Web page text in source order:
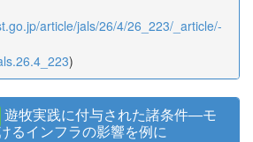
article/jals/26/4/26_223/_article/-
)
遊牧実践に付与された諸条件―モ
るインフラの影響を例に